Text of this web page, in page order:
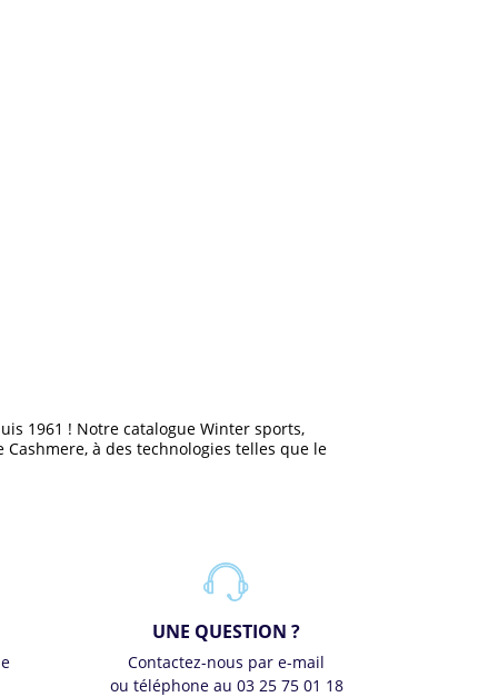
1961 ! Notre catalogue Winter sports,
à des technologies telles que le
UNE QUESTION ?
Contactez-nous par e-mail
ou téléphone au 03 25 75 01 18